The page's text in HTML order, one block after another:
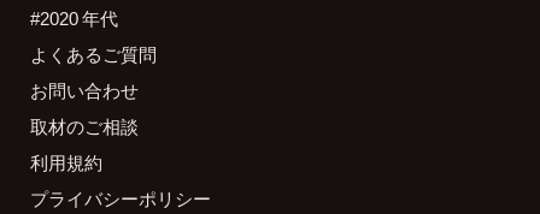
#2020 年代
よくあるご質問
お問い合わせ
取材のご相談
利用規約
プライバシーポリシー